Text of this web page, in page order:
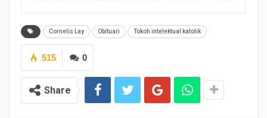
Cornelis Lay Obituari Tokoh intelektual katolik
0
515
Share